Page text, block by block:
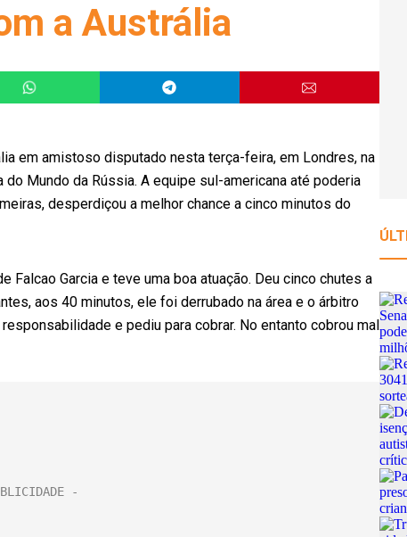
a Austrália
em amistoso disputado nesta terça-feira, em Londres, na
Mundo da Rússia. A equipe sul-americana até poderia
desperdiçou a melhor chance a cinco minutos do
Falcao Garcia e teve uma boa atuação. Deu cinco chutes a
aos 40 minutos, ele foi derrubado na área e o árbitro
e pediu para cobrar. No entanto cobrou mal